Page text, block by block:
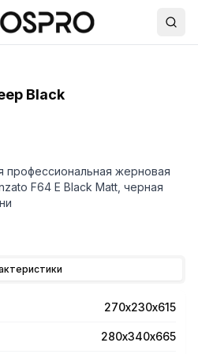
Black
профессиональная жерновая
F64 E Black Matt, черная
F 64 E является одной из
ее за идеальный помол,
дает возможность
кофе в зернах и
износа жерновов. Помол
270х230х615
280х340х665